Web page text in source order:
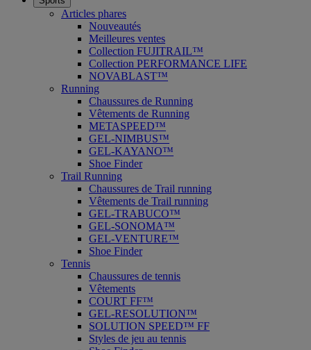
Articles phares
Nouveautés
Meilleures ventes
Collection FUJITRAIL™
Collection PERFORMANCE LIFE
NOVABLAST™
Running
Chaussures de Running
Vêtements de Running
METASPEED™
GEL-NIMBUS™
GEL-KAYANO™
Shoe Finder
Trail Running
Chaussures de Trail running
Vêtements de Trail running
GEL-TRABUCO™
GEL-SONOMA™
GEL-VENTURE™
Shoe Finder
Tennis
Chaussures de tennis
Vêtements
COURT FF™
GEL-RESOLUTION™
SOLUTION SPEED™ FF
Styles de jeu au tennis